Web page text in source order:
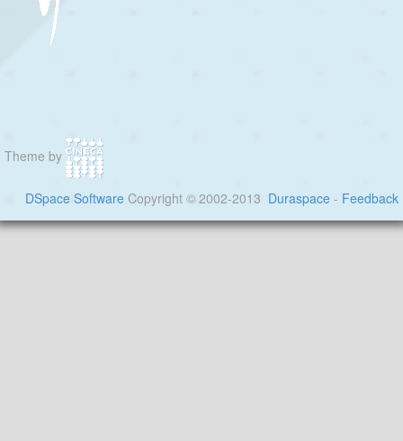
Theme by
DSpace Software Copyright © 2002-2013 Duraspace - Feedback